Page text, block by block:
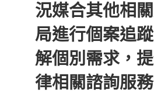
況媒合其他相
局進行個案追
解個別需求，
律相關諮詢服務